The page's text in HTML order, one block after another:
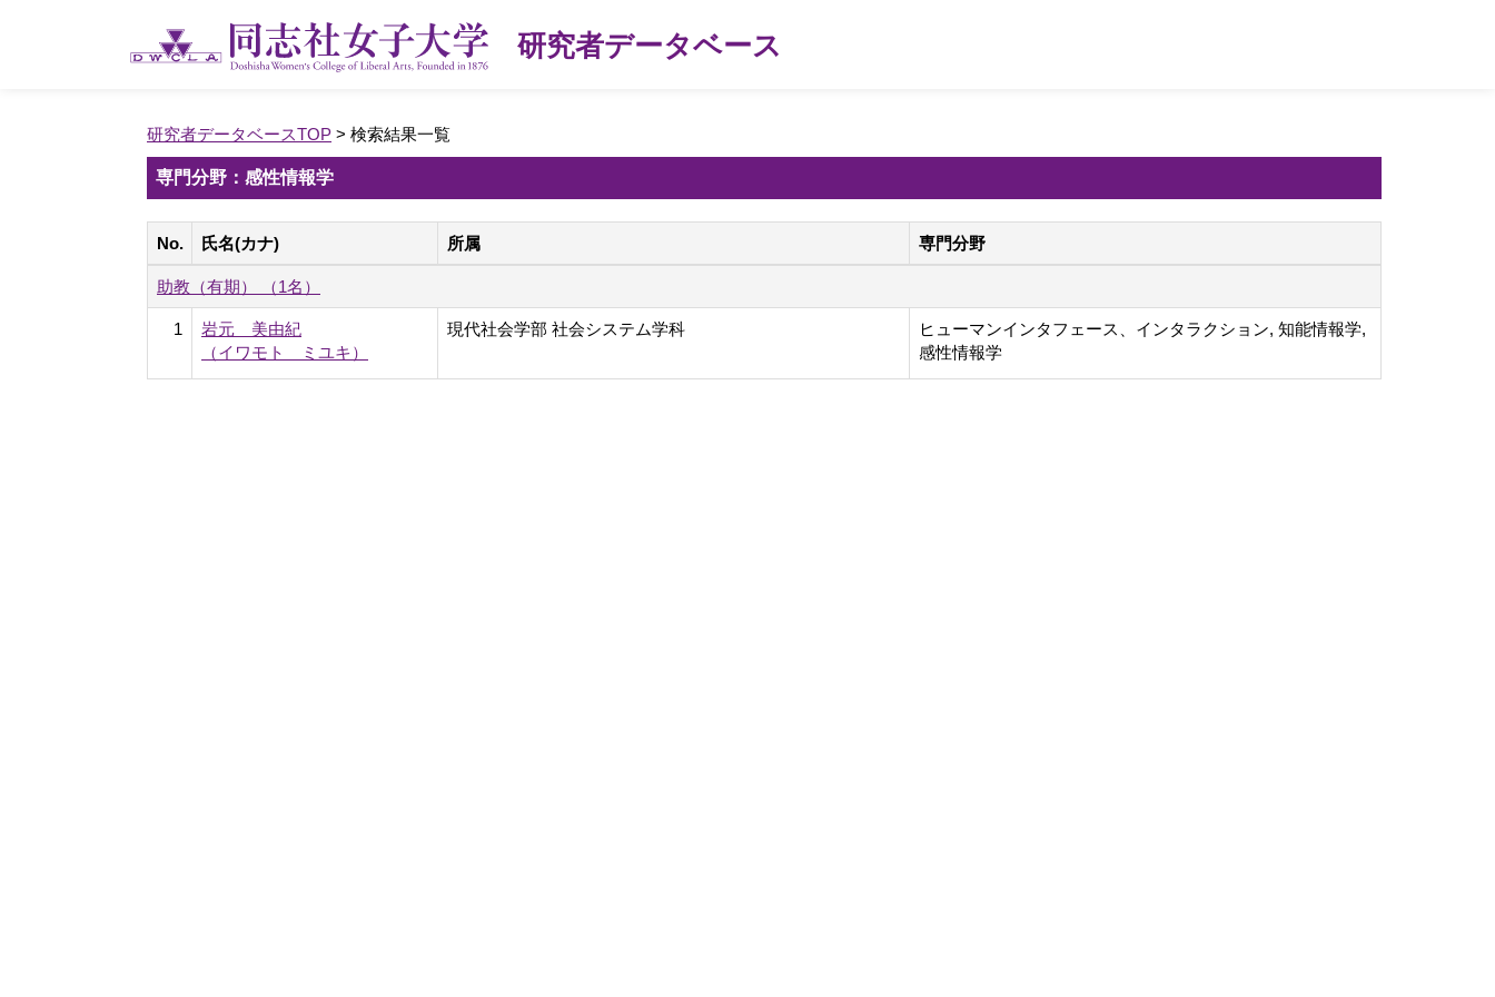
研究者データベース
研究者データベースTOP > 検索結果一覧
専門分野：感性情報学
No. 氏名(カナ) 所属 専門分野
助教（有期） （1名）
1
岩元 美由紀
（イワモト ミユキ）
現代社会学部 社会システム学科
ヒューマンインタフェース、インタラクション, 知能情報学,
感性情報学